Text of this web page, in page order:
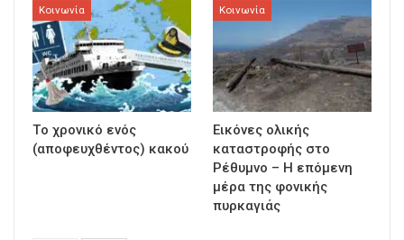
Κοινωνία
Τo χρονικό ενός
(αποφευχθέντος) κακού
Κοινωνία
Εικόνες ολικής
καταστροφής στο
Ρέθυμνο – Η επόμενη
μέρα της φονικής
πυρκαγιάς